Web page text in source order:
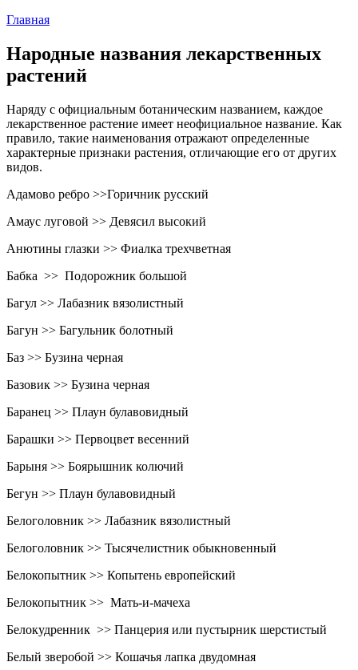
Главная
Народные названия лекарственных
растений
Наряду с официальным ботаническим названием, каждое
лекарственное растение имеет неофициальное название. Как
правило, такие наименования отражают определенные
характерные признаки растения, отличающие его от других
видов.
Адамово ребро >>Горичник русский
Амаус луговой >> Девясил высокий
Анютины глазки >> Фиалка трехчветная
Бабка >> Подорожник большой
Багул >> Лабазник вязолистный
Багун >> Багульник болотный
Баз >> Бузина черная
Базовик >> Бузина черная
Баранец >> Плаун булавовидный
Барашки >> Первоцвет весенний
Барыня >> Боярышник колючий
Бегун >> Плаун булавовидный
Белоголовник >> Лабазник вязолистный
Белоголовник >> Тысячелистник обыкновенный
Белокопытник >> Копытень европейский
Белокопытник >> Мать-и-мачеха
Белокудренник >> Панцерия или пустырник шерстистый
Белый зверобой >> Кошачья лапка двудомная